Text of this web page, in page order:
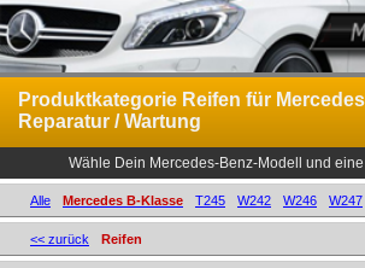
Produktkategorie Reifen für
Reparatur / Wartung
Wähle Dein Mercedes-Benz-Modell und
Alle Mercedes B-Klasse T245 W242 W246 W247
<< zurück Reifen